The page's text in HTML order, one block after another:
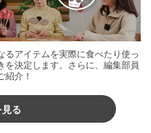
アイテムを実際に食べたり使っ
決定します。さらに、編集部員
介！
る